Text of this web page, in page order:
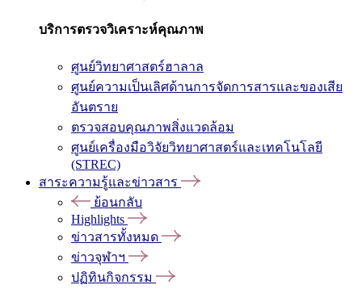
บริการตรวจวิเคราะห์คุณภาพ
ศูนย์วิทยาศาสตร์ฮาลาล
ศูนย์ความเป็นเลิศด้านการจัดการสารและของเสีย
อันตราย
ตรวจสอบคุณภาพสิ่งแวดล้อม
ศูนย์เครื่องมือวิจัยวิทยาศาสตร์และเทคโนโลยี
(STREC)
สาระความรู้และข่าวสาร
ย้อนกลับ
Highlights
ข่าวสารทั้งหมด
ข่าวจุฬาฯ
ปฏิทินกิจกรรม